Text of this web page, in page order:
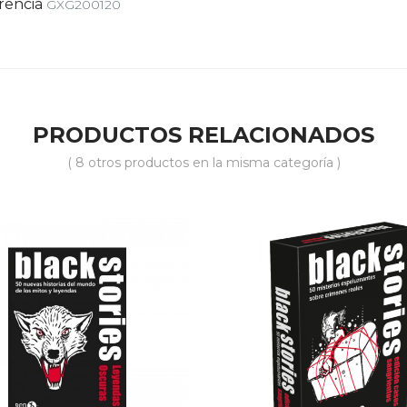
GXG200120
PRODUCTOS RELACIONADOS
( 8 otros productos en la misma categoría )